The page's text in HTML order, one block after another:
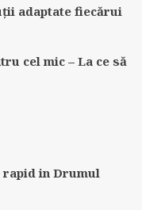
adaptate fiecărui
cel mic – La ce să
in Drumul